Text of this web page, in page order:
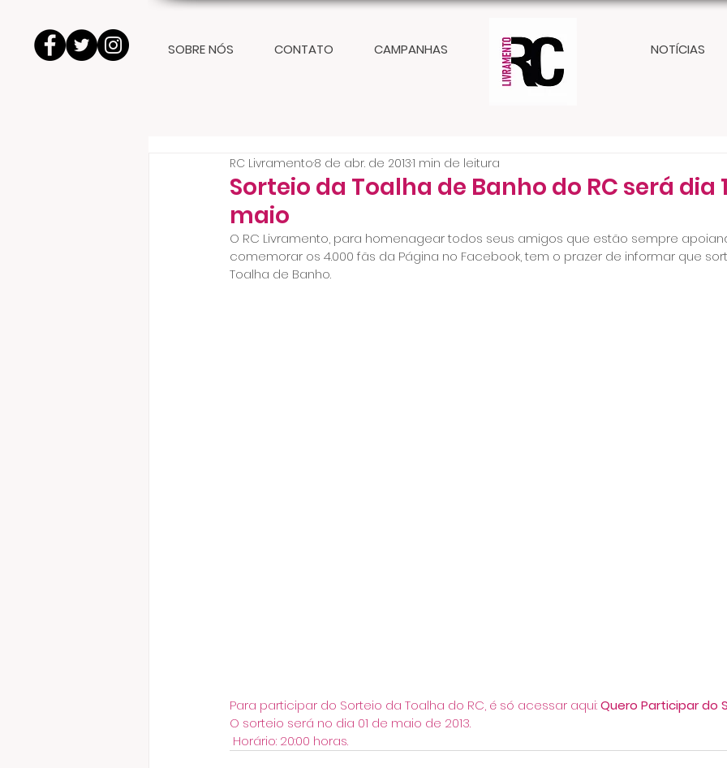
SOBRE NÓS CONTATO CAMPANHAS NOTÍCIAS
Sorteio da Toalha de Banho do RC será dia
maio
RC Livramento8 de abr. de 20131 min de leitura
O RC Livramento, para homenagear todos seus amigos que estão sempre
comemorar os 4.000 fãs da Página no Facebook, tem o prazer de informar que
Toalha de Banho.
Para participar do Sorteio da Toalha do RC, é só acessar aqui: Quero Participar do
O sorteio será no dia 01 de maio de 2013.
Horário: 20:00 horas.